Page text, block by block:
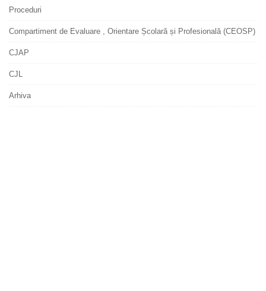
Proceduri
Compartiment de Evaluare , Orientare Școlară și Profesională (CEOSP)
CJAP
CJL
Arhiva